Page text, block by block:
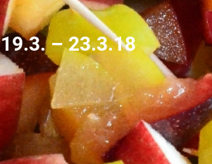
– 23.3.18